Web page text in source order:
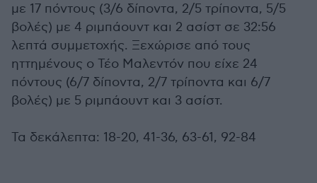
με 17 πόντους (3/6 δίποντα, 2/5 τρίποντα, 5/5
βολές) με 4 ριμπάουντ και 2 ασίστ σε 32:56
λεπτά συμμετοχής. Ξεχώρισε από τους
ηττημένους ο Τέο Μαλεντόν που είχε 24
πόντους (6/7 δίποντα, 2/7 τρίποντα και 6/7
βολές) με 5 ριμπάουντ και 3 ασίστ.
Τα δεκάλεπτα: 18-20, 41-36, 63-61, 92-84